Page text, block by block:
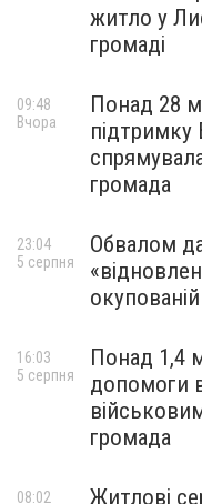
житло у
громаді
Понад 28
підтримку
громада
09:48
Вчора
Обвалом
23:04
5 серпня
Понад 1,4
допомоги
громада
16:03
5 серпня
Житлові
08:02